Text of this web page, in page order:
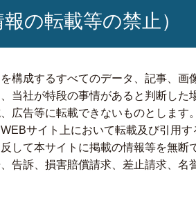
の転載等の禁止）
構成するすべてのデータ、記事、画
当社が特段の事情があると判断し
、広告等に転載できないものとしま
サイト上において転載及び引用す
して本サイトに掲載の情報等を無
告訴、損害賠償請求、差止請求、名